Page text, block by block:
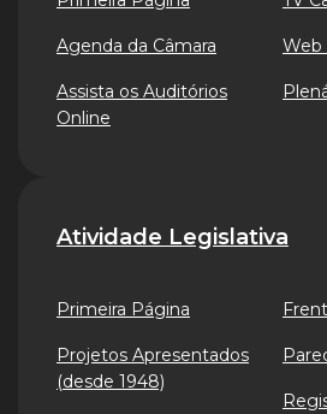
Agenda da Câmara
Assista os Auditórios
Online
Web
Atividade Legislativa
Primeira Página
Projetos Apresentados
(desde 1948)